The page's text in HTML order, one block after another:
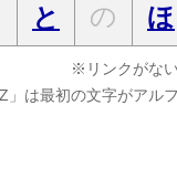
と の ほ
※リンクがな
」は最初の文字がアル